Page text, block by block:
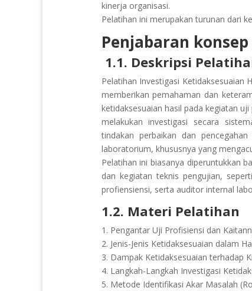
kinerja organisasi.
Pelatihan ini merupakan turunan dari
Penjabaran
1.1. Deskripsi
Pelatihan Investigasi Ketidaksesuaian
memberikan pemahaman dan
ketidaksesuaian hasil pada kegiatan
melakukan investigasi secara
tindakan perbaikan dan
laboratorium, khususnya yang
Pelatihan ini biasanya diperuntukkan
dan kegiatan teknis pengujian,
profiensiensi, serta auditor internal
1.2. Materi Pelatihan
1. Pengantar Uji Profisiensi dan
2. Jenis-Jenis Ketidaksesuaian dalam
3. Dampak Ketidaksesuaian terhadap
4. Langkah-Langkah Investigasi
5. Metode Identifikasi Akar Masalah